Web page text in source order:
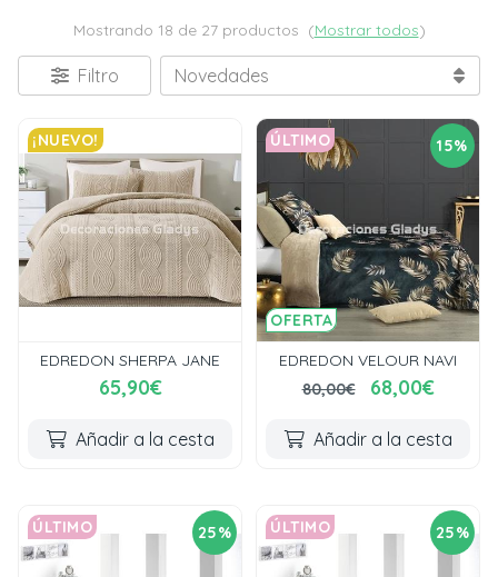
Mostrando 18 de 27 productos (Mostrar todos)
Filtro
¡NUEVO!
EDREDON SHERPA JANE
65,90€
Añadir a la cesta
15%
OFERTA
ÚLTIMO
EDREDON VELOUR NAVI
80,00€
68,00€
Añadir a la cesta
25%
ÚLTIMO 25%
ÚLTIMO